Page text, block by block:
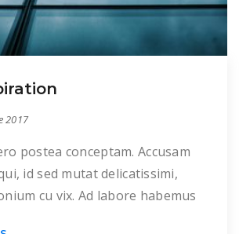
2017
postea conceptam. Accusam
id sed mutat delicatissimi,
cu vix. Ad labore habemus